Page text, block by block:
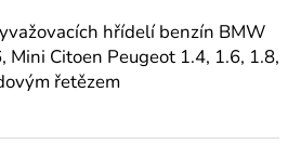
hřídelí benzín BMW
Mini Citoen Peugeot 1.4, 1.6, 1.8,
řetězem